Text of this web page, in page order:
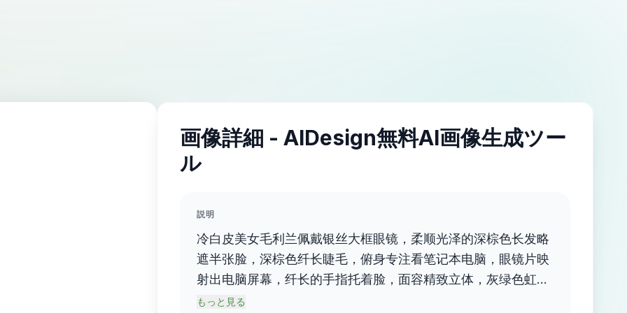
画像詳細 - AIDesign無料AI画像生成ツー
ル
説明
冷白皮美女毛利兰佩戴银丝大框眼镜，柔顺光泽的深棕色长发略
遮半张脸，深棕色纤长睫毛，俯身专注看笔记本电脑，眼镜片映
射出电脑屏幕，纤长的手指托着脸，面容精致立体，灰绿色虹
膜，皮肤细腻白皙，表情糅合冷酷与忧郁清冷，细微神态楚楚动
もっと見る